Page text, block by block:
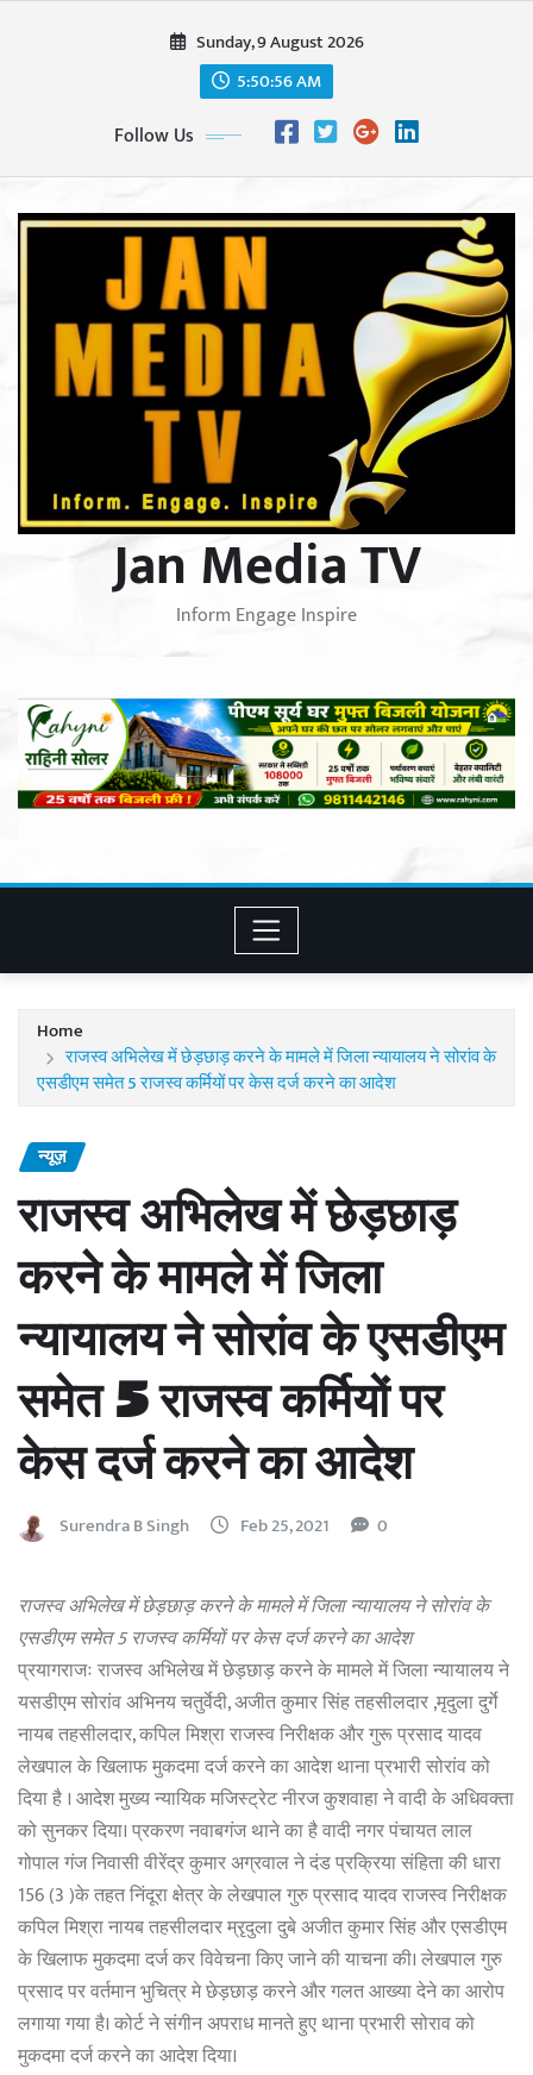
Sunday, 9 August 2026
5:50:58 AM
Follow Us
Jan Media TV
Inform Engage Inspire
Home
राजस्व अभिलेख में छेड़छाड़ करने के मामले में जिला न्यायालय ने सोरांव के
एसडीएम समेत 5 राजस्व कर्मियों पर केस दर्ज करने का आदेश
न्यूज़
राजस्व अभिलेख में छेड़छाड़
करने के मामले में जिला
न्यायालय ने सोरांव के एसडीएम
समेत 5 राजस्व कर्मियों पर
केस दर्ज करने का आदेश
Surendra B Singh Feb 25, 2021 0
राजस्व अभिलेख में छेड़छाड़ करने के मामले में जिला न्यायालय ने सोरांव के
एसडीएम समेत 5 राजस्व कर्मियों पर केस दर्ज करने का आदेश
प्रयागराजः राजस्व अभिलेख में छेड़छाड़ करने के मामले में जिला न्यायालय ने
यसडीएम सोरांव अभिनय चतुर्वेदी, अजीत कुमार सिंह तहसीलदार ,मृदुला दुर्गे
नायब तहसीलदार, कपिल मिश्रा राजस्व निरीक्षक और गुरू प्रसाद यादव
लेखपाल के खिलाफ मुकदमा दर्ज करने का आदेश थाना प्रभारी सोरांव को
दिया है । आदेश मुख्य न्यायिक मजिस्ट्रेट नीरज कुशवाहा ने वादी के अधिवक्ता
को सुनकर दिया। प्रकरण नवाबगंज थाने का है वादी नगर पंचायत लाल
गोपाल गंज निवासी वीरेंद्र कुमार अग्रवाल ने दंड प्रक्रिया संहिता की धारा
156 (3 )के तहत निंदूरा क्षेत्र के लेखपाल गुरु प्रसाद यादव राजस्व निरीक्षक
कपिल मिश्रा नायब तहसीलदार म्रृदुला दुबे अजीत कुमार सिंह और एसडीएम
के खिलाफ मुकदमा दर्ज कर विवेचना किए जाने की याचना की। लेखपाल गुरु
प्रसाद पर वर्तमान भुचित्र मे छेड़छाड़ करने और गलत आख्या देने का आरोप
लगाया गया है। कोर्ट ने संगीन अपराध मानते हुए थाना प्रभारी सोराव को
मुकदमा दर्ज करने का आदेश दिया।